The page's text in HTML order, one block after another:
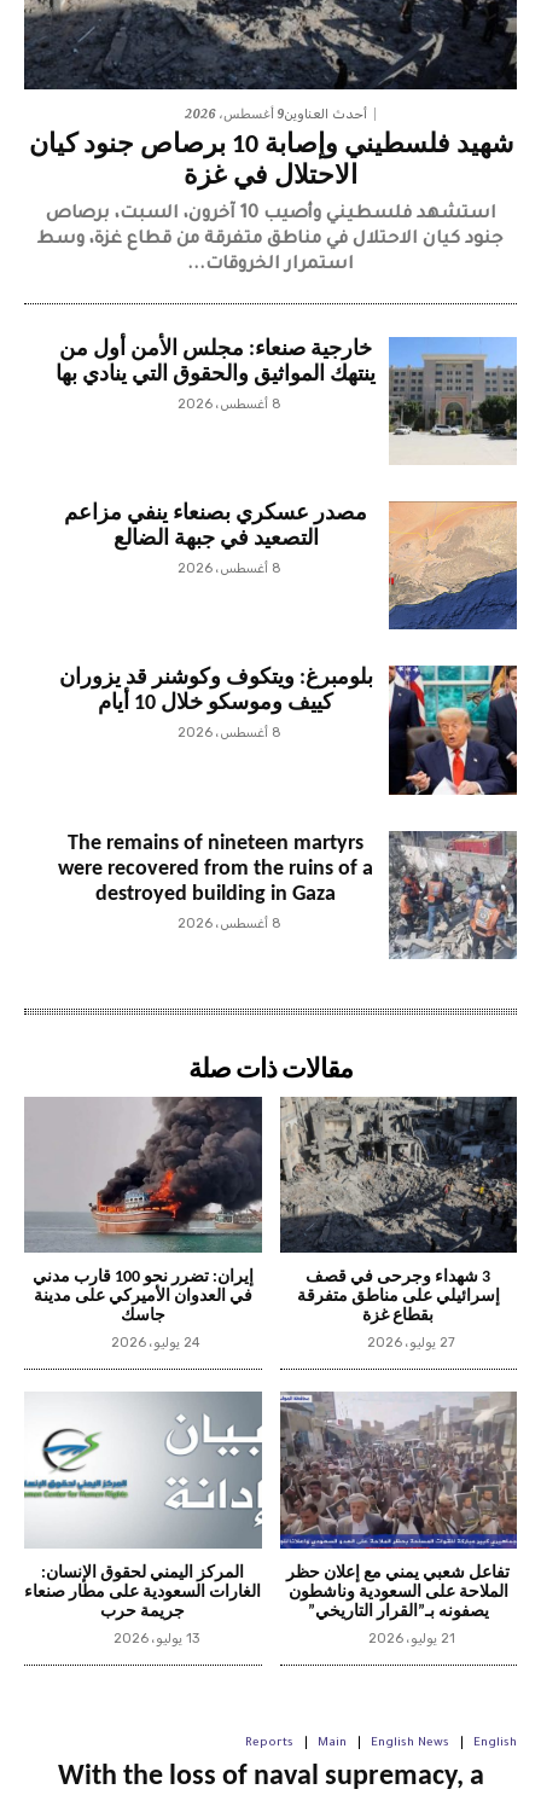
أحدث العناوين9 أغسطس، 2026
شهيد فلسطيني وإصابة 10 برصاص جنود كيان
الاحتلال في غزة
استشهد فلسطيني وأصيب 10 آخرون، السبت، برصاص
جنود كيان الاحتلال في مناطق متفرقة من قطاع غزة، وسط
استمرار الخروقات...
خارجية صنعاء: مجلس الأمن أول من
ينتهك المواثيق والحقوق التي ينادي بها
8 أغسطس، 2026
مصدر عسكري بصنعاء ينفي مزاعم
التصعيد في جبهة الضالع
8 أغسطس، 2026
بلومبرغ: ويتكوف وكوشنر قد يزوران
كييف وموسكو خلال 10 أيام
8 أغسطس، 2026
The remains of nineteen martyrs
were recovered from the ruins of a
destroyed building in Gaza
8 أغسطس، 2026
مقالات ذات صلة
3 شهداء وجرحى في قصف
إسرائيلي على مناطق متفرقة
بقطاع غزة
27 يوليو، 2026
إيران: تضرر نحو 100 قارب مدني
في العدوان الأميركي على مدينة
جاسك
24 يوليو، 2026
تفاعل شعبي يمني مع إعلان حظر
الملاحة على السعودية وناشطون
يصفونه بـ”القرار التاريخي”
21 يوليو، 2026
المركز اليمني لحقوق الإنسان:
الغارات السعودية على مطار صنعاء
جريمة حرب
13 يوليو، 2026